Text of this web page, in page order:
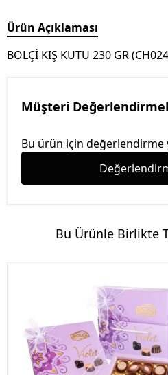
Ürün Açıklaması
BOLÇİ KIŞ KUTU 230 GR
Müşteri
Bu ürün için değerlendirme
Bu Ürünle Birlikte